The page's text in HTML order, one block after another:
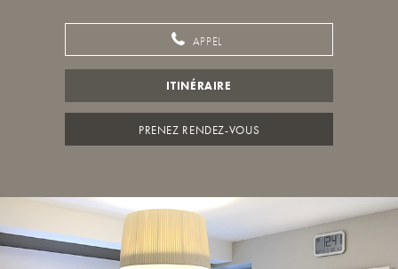
APPEL
ITINÉRAIRE
PRENEZ RENDEZ-VOUS